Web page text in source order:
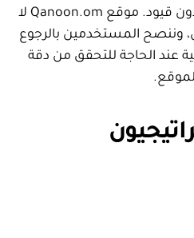
ونشرها وترجمتها مجانا ودون قيود. موقع Qanoon.om لا
وننصح المستخدمين بالرجوع
عند الحاجة للتحقق من دقة